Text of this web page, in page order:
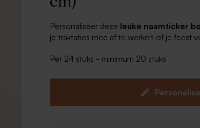
Personaliseer deze leuke naamticker
je traktaties mee af te werken of je feest
Per 24 stuks - minimum 20 stuks